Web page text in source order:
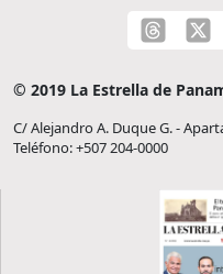
© 2019 La Estrella de
C/ Alejandro A. Duque G. -
Teléfono: +507 204-0000